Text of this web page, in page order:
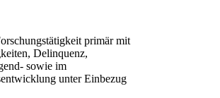
primär mit
Delinquenz,
sowie im
unter Einbezug